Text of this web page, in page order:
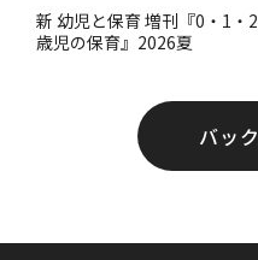
新 幼児と保育 増刊『0・1・2
歳児の保育』2026夏
バッ